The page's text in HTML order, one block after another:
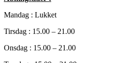
Mandag : Lukket
Tirsdag : 15.00 – 21.00
Onsdag : 15.00 – 21.00